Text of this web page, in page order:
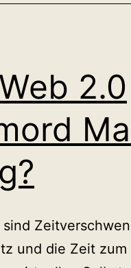
2.0
und die Zeit